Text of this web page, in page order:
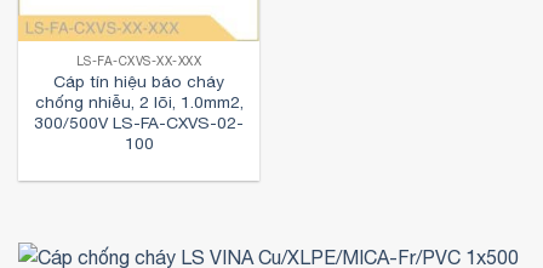
LS-FA-CXVS-XX-XXX
Cáp tín hiệu báo cháy
chống nhiễu, 2 lõi, 1.0mm2,
300/500V LS-FA-CXVS-02-
100